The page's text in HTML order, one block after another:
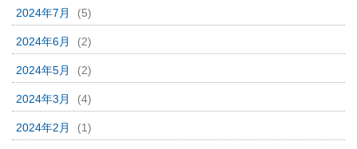
2024年7月 (5)
2024年6月 (2)
2024年5月 (2)
2024年3月 (4)
2024年2月 (1)